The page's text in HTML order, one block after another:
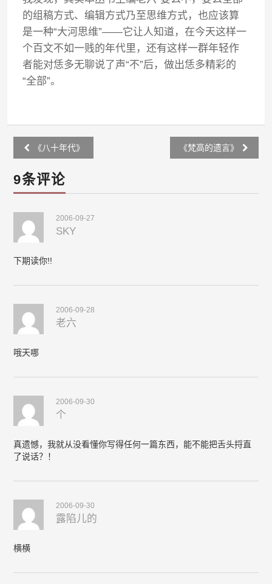
的组稿方式、编辑方式乃至思维方式，也应该算
是一种“大河思维”——它让人知道，在今天这样一
个百文不如一贱的年代里，还有这样一群年轻作
者能对恁多无聊说了声“不”后，做出恁多精彩的
“全部”。
Post
navigation
《八十年代》 《梵高的遗言》
9条评论
2006-09-27
SKY
下期读你!!
2006-09-28
老六
哦天哪
2006-09-30
个
真遗憾，我就从没看懂你写得任何一篇东西，能不能把舌头捋直
了说话？！
2006-09-30
露陷儿的
横横